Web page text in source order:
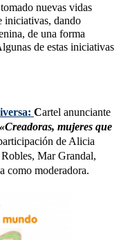
nuevas vidas
iniciativas, dando
de una forma
de estas iniciativas
Cartel anunciante
«Creadoras, mujeres que
de Alicia
Mar Grandal,
como moderadora.